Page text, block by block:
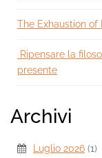
The Exhaustion
Ripensare la
presente
Archivi
Luglio 2026 (1)